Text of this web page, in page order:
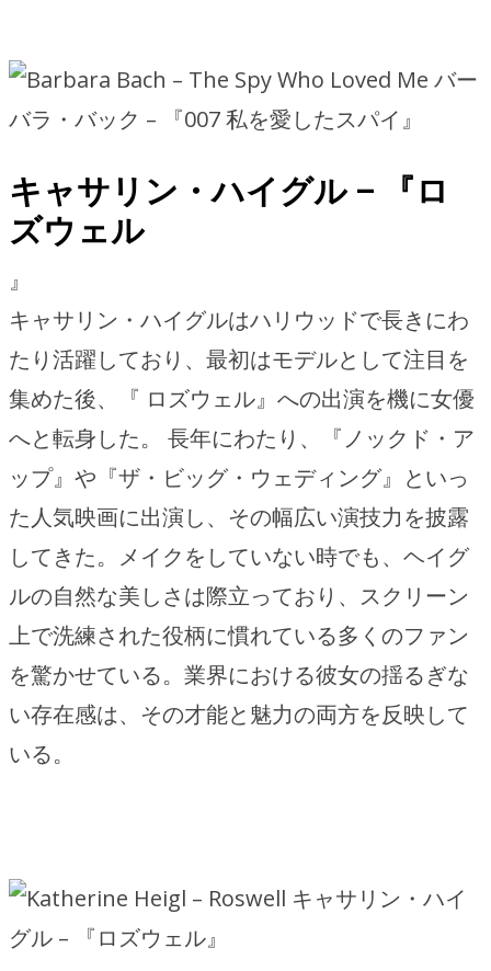
バー
バラ・バック – 『007 私を愛したスパイ』
キャサリン・ハイグル – 『ロ
ズウェル
』
キャサリン・ハイグルはハリウッドで長きにわ
たり活躍しており、最初はモデルとして注目を
集めた後、『 ロズウェル』への出演を機に女優
へと転身した。 長年にわたり、『ノックド・ア
ップ』や『ザ・ビッグ・ウェディング』といっ
た人気映画に出演し、その幅広い演技力を披露
してきた。メイクをしていない時でも、ヘイグ
ルの自然な美しさは際立っており、スクリーン
上で洗練された役柄に慣れている多くのファン
を驚かせている。業界における彼女の揺るぎな
い存在感は、その才能と魅力の両方を反映して
いる。
キャサリン・ハイ
グル – 『ロズウェル』